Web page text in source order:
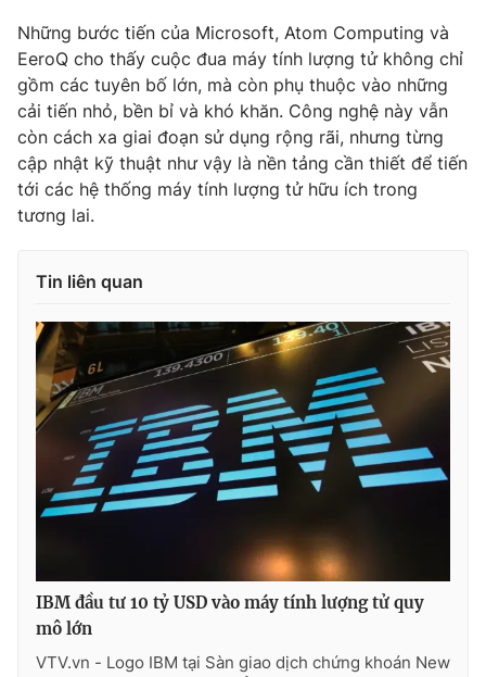
Những bước tiến của Microsoft, Atom Computing và
EeroQ cho thấy cuộc đua máy tính lượng tử không chỉ
gồm các tuyên bố lớn, mà còn phụ thuộc vào những
cải tiến nhỏ, bền bỉ và khó khăn. Công nghệ này vẫn
còn cách xa giai đoạn sử dụng rộng rãi, nhưng từng
cập nhật kỹ thuật như vậy là nền tảng cần thiết để tiến
tới các hệ thống máy tính lượng tử hữu ích trong
tương lai.
Tin liên quan
IBM đầu tư 10 tỷ USD vào máy tính lượng tử quy
mô lớn
VTV.vn - Logo IBM tại Sàn giao dịch chứng khoán New